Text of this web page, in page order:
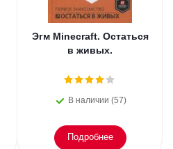
Эгм Minecraft. Остаться
в живых.
В наличии (57)
Подробнее